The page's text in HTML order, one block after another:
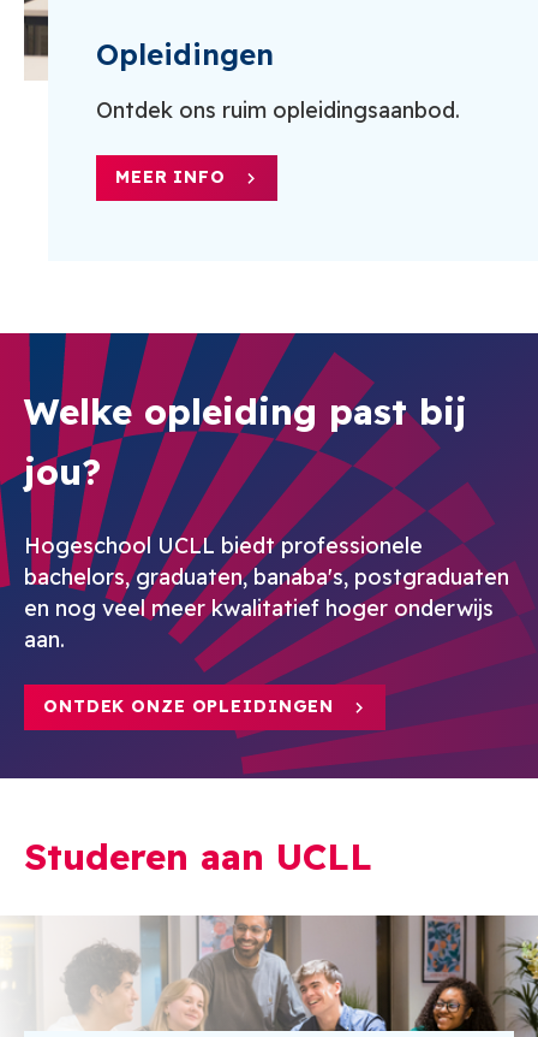
Opleidingen
Ontdek ons ruim opleidingsaanbod.
MEER INFO
Welke opleiding past bij
jou?
Hogeschool UCLL biedt professionele
bachelors, graduaten, banaba's, postgraduaten
en nog veel meer kwalitatief hoger onderwijs
aan.
ONTDEK ONZE OPLEIDINGEN
Studeren aan UCLL